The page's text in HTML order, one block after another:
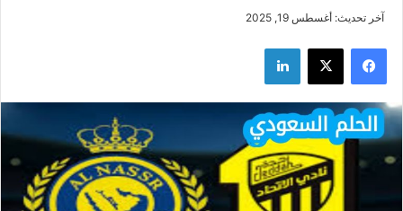
آخر تحديث: أغسطس 19, 2025
فيسبوك ‫X لينكدإن